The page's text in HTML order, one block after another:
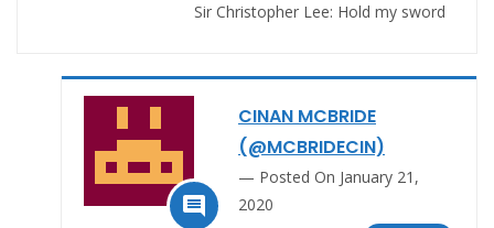
Sir Christopher Lee: Hold my sword

CINAN MCBRIDE
(@MCBRIDECIN)
Posted On January 21,
2020